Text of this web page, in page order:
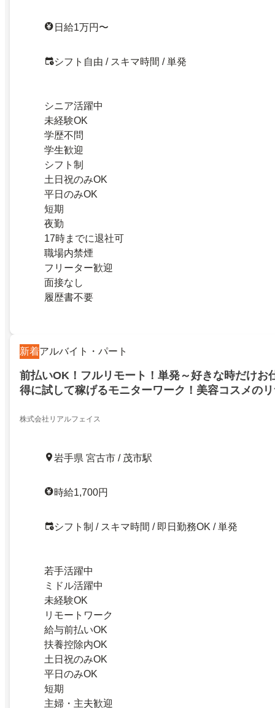
日給1万円〜
シフト自由 / スキマ時間 / 単発
シニア活躍中
未経験OK
学歴不問
学生歓迎
シフト制
土日祝のみOK
平日のみOK
短期
夜勤
17時までに退社可
職場内禁煙
フリーター歓迎
面接なし
履歴書不要
新着アルバイト・パート
前払いOK！フルリモート！単発～好きな時だけお
得に試して稼げるモニターワーク！美容コスメの
市！
株式会社リアルフェイス
岩手県 宮古市 / 茂市駅
時給1,700円
シフト制 / スキマ時間 / 即日勤務OK / 単発
若手活躍中
ミドル活躍中
未経験OK
リモートワーク
給与前払いOK
扶養控除内OK
土日祝のみOK
平日のみOK
短期
主婦・主夫歓迎